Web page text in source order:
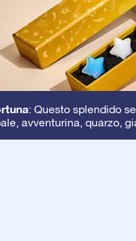
: Questo splendido
avventurina, quarzo,